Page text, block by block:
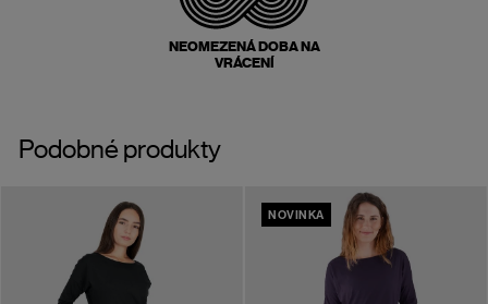
NEOMEZENÁ DOBA NA
VRÁCENÍ
Podobné produkty
NOVINKA